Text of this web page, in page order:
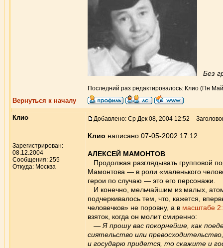
Без
Последний раз редактировалось: Клио (Пн
Вернуться к началу
Клио
Зарегистрирован:
08.12.2004
Сообщения: 255
Откуда: Москва
Добавлено: Ср Дек 08, 2004 12:52
Клио написано 07-05-2002 17:12
АЛЕКСЕЙ МАМОНТОВ
Продолжая разглядывать групповой
Мамонтова — в роли «маленького
герои по случаю — это его персонажи.
И конечно, мельчайшим из малых,
подчеркивалось тем, что, кажется,
человечков» не поровну, а в масштабе
взяток, когда он молит смиренно:
— Я прошу вас покорнейше, как
сиятельство или
и государю придется, то скажите и